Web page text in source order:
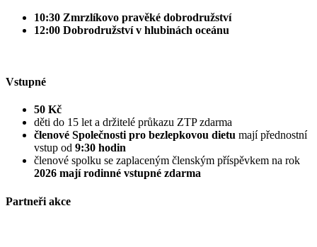
10:30 Zmrzlíkovo pravěké dobrodružství
12:00 Dobrodružství v hlubinách oceánu
Vstupné
50 Kč
děti do 15 let a držitelé průkazu ZTP zdarma
členové Společnosti pro bezlepkovou dietu mají přednostní
vstup od 9:30 hodin
členové spolku se zaplaceným členským příspěvkem na rok
2026 mají rodinné vstupné zdarma
Partneři akce